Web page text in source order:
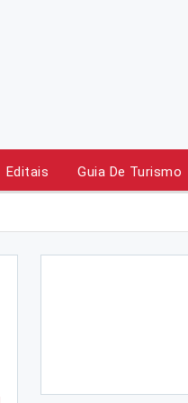
Editais Guia De Turismo